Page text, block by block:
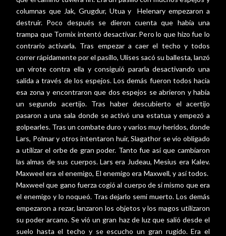
columnas que Jak, Grugdur, Utua y
Helenary empezaron a
destruir. Poco después se dieron cuenta que había una
trampa que Tormix intentó desactivar. Pero lo que hizo fue lo
contrario activarla. Tras empezar a caer el techo y todos
correr rápidamente por el pasillo, Ulises sacó su ballesta, lanzó
un virote contra ella y consiguió pararla desactivando una
salida a través de los espejos. Los demás fueron todos hacia
esa zona y encontraron que dos espejos se abrieron y había
un segundo acertijo. Tras haber descubierto el acertijo
pasaron a una sala donde se activó una estatua y empezó a
golpearles. Tras un combate duro y varios muy heridos, donde
Lars, Polmar y otros intentaron huir, Slagathor se vio obligado
a utilizar el orbe de gran poder. Tanto fue así que cambiaron
las almas de sus cuerpos. Lars era Judeau, Mesius era Kalev.
Maxweel era el enemigo, El enemigo era Maxwell, y así todos.
Maxweel que gano fuerza cogió al cuerpo de si mismo que era
el enemigo y lo noqueó. Tras dejarlo semi muerto. Los demás
empezaron a rezar, lanzaron los objetos y los magos utilizaron
su poder arcano. Se vió un gran haz de luz que salió desde el
suelo hasta el techo y se escucho un gran rugido. Era el